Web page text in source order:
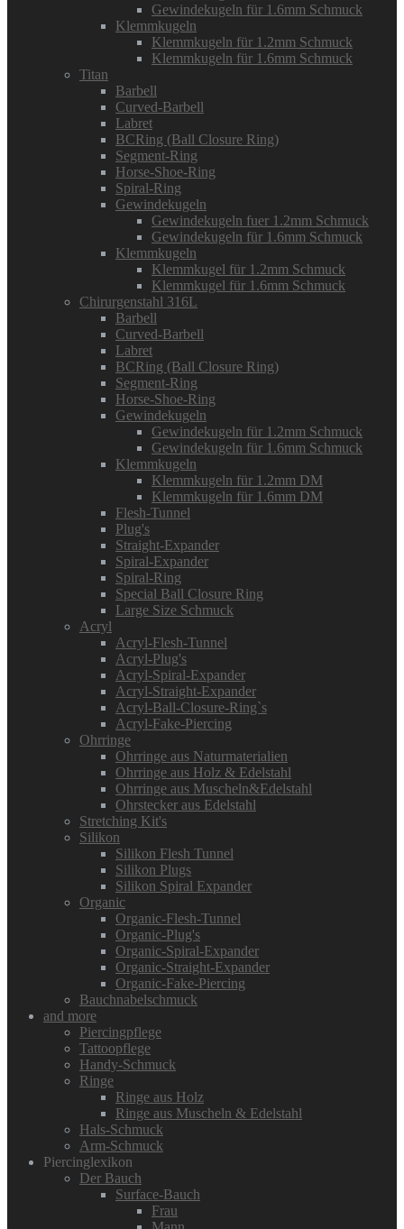
Gewindekugeln für 1.6mm Schmuck
Klemmkugeln
Klemmkugeln für 1.2mm Schmuck
Klemmkugeln für 1.6mm Schmuck
Titan
Barbell
Curved-Barbell
Labret
BCRing (Ball Closure Ring)
Segment-Ring
Horse-Shoe-Ring
Spiral-Ring
Gewindekugeln
Gewindekugeln fuer 1.2mm Schmuck
Gewindekugeln für 1.6mm Schmuck
Klemmkugeln
Klemmkugel für 1.2mm Schmuck
Klemmkugel für 1.6mm Schmuck
Chirurgenstahl 316L
Barbell
Curved-Barbell
Labret
BCRing (Ball Closure Ring)
Segment-Ring
Horse-Shoe-Ring
Gewindekugeln
Gewindekugeln für 1.2mm Schmuck
Gewindekugeln für 1.6mm Schmuck
Klemmkugeln
Klemmkugeln für 1.2mm DM
Klemmkugeln für 1.6mm DM
Flesh-Tunnel
Plug's
Straight-Expander
Spiral-Expander
Spiral-Ring
Special Ball Closure Ring
Large Size Schmuck
Acryl
Acryl-Flesh-Tunnel
Acryl-Plug's
Acryl-Spiral-Expander
Acryl-Straight-Expander
Acryl-Ball-Closure-Ring`s
Acryl-Fake-Piercing
Ohrringe
Ohrringe aus Naturmaterialien
Ohrringe aus Holz & Edelstahl
Ohrringe aus Muscheln&Edelstahl
Ohrstecker aus Edelstahl
Stretching Kit's
Silikon
Silikon Flesh Tunnel
Silikon Plugs
Silikon Spiral Expander
Organic
Organic-Flesh-Tunnel
Organic-Plug's
Organic-Spiral-Expander
Organic-Straight-Expander
Organic-Fake-Piercing
Bauchnabelschmuck
and more
Piercingpflege
Tattoopflege
Handy-Schmuck
Ringe
Ringe aus Holz
Ringe aus Muscheln & Edelstahl
Hals-Schmuck
Arm-Schmuck
Piercinglexikon
Der Bauch
Surface-Bauch
Frau